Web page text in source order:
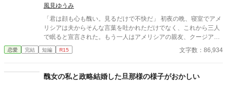
情。 夫ロシェの“本当の姿”を垣間見たシャノンは……？ ＊ ＊
＊ 他のサイトにも投稿しています。
風見ゆうみ
「君は顔も心も醜い。見るだけで不快だ」 初夜の晩、寝室でアメ
リシアは夫からそんな言葉を吐かれただけでなく、これから三人
で眠ると宣言された。もう一人はアメリシアの親友、クージアだ
った。 アメリシアが夫のモレイブと婚約したのは七年前。親友と
出会ったのは十年前。 十年の友情は、結婚式を挙げた当日に失わ
は、どんなに辛くても両親の分も生きて幸せになると決め、そん
恋愛 完結 短編 R15 文字数：86,934
醜女の私と政略結婚した旦那様の様子がおかしい